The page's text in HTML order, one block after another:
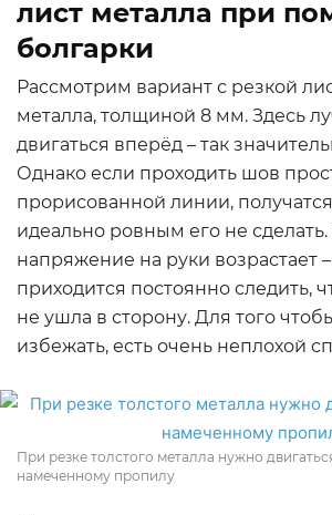
лист металла при
болгарки
Рассмотрим вариант с резкой
металла, толщиной 8 мм. Здесь
двигаться вперёд – так
Однако если проходить шов
прорисованной линии,
идеально ровным его не
напряжение на руки возрастает
приходится постоянно следить,
не ушла в сторону. Для того
избежать, есть очень неплохой
При резке толстого металла нужно
намеченному пропилу